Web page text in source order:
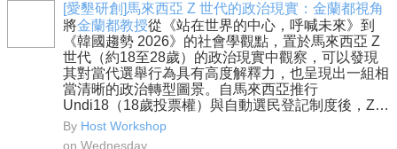
[愛墾研創]馬來西亞 Z 世代的政治現實：金蘭都視角
將金蘭都教授從《站在世界的中心，呼喊未來》到
《韓國趨勢 2026》的社會學觀點，置於馬來西亞 Z
世代（約18至28歲）的政治現實中觀察，可以發現
其對當代選舉行為具有高度解釋力，也呈現出一組相
當清晰的政治轉型圖景。自馬來西亞推行
Undi18（18歲投票權）與自動選民登記制度後，Z…
By Host Workshop
on Wednesday